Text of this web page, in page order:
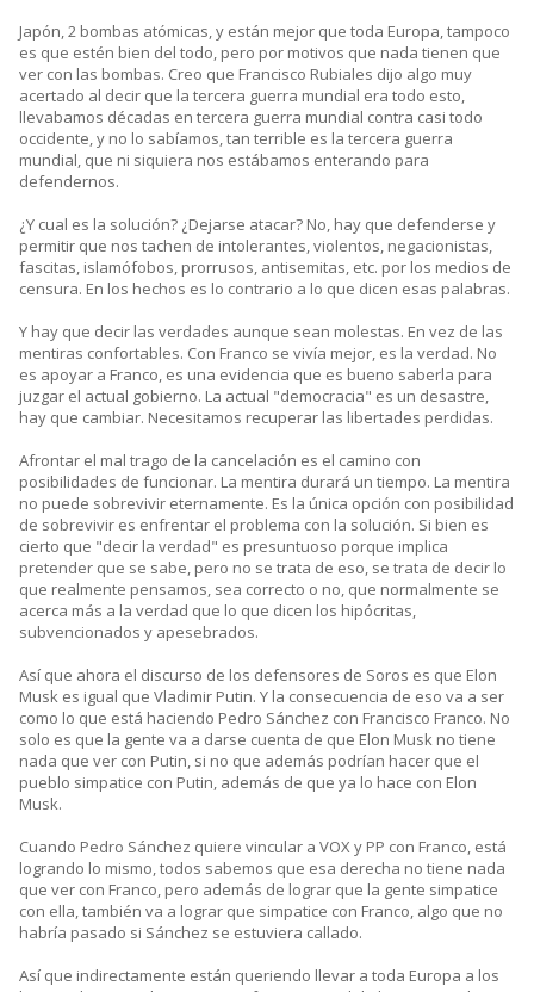
Japón, 2 bombas atómicas, y están mejor que toda Europa, tampoco
es que estén bien del todo, pero por motivos que nada tienen que
ver con las bombas. Creo que Francisco Rubiales dijo algo muy
acertado al decir que la tercera guerra mundial era todo esto,
llevabamos décadas en tercera guerra mundial contra casi todo
occidente, y no lo sabíamos, tan terrible es la tercera guerra
mundial, que ni siquiera nos estábamos enterando para
defendernos.
¿Y cual es la solución? ¿Dejarse atacar? No, hay que defenderse y
permitir que nos tachen de intolerantes, violentos, negacionistas,
fascitas, islamófobos, prorrusos, antisemitas, etc. por los medios de
censura. En los hechos es lo contrario a lo que dicen esas palabras.
Y hay que decir las verdades aunque sean molestas. En vez de las
mentiras confortables. Con Franco se vivía mejor, es la verdad. No
es apoyar a Franco, es una evidencia que es bueno saberla para
juzgar el actual gobierno. La actual "democracia" es un desastre,
hay que cambiar. Necesitamos recuperar las libertades perdidas.
Afrontar el mal trago de la cancelación es el camino con
posibilidades de funcionar. La mentira durará un tiempo. La mentira
no puede sobrevivir eternamente. Es la única opción con posibilidad
de sobrevivir es enfrentar el problema con la solución. Si bien es
cierto que "decir la verdad" es presuntuoso porque implica
pretender que se sabe, pero no se trata de eso, se trata de decir lo
que realmente pensamos, sea correcto o no, que normalmente se
acerca más a la verdad que lo que dicen los hipócritas,
subvencionados y apesebrados.
Así que ahora el discurso de los defensores de Soros es que Elon
Musk es igual que Vladimir Putin. Y la consecuencia de eso va a ser
como lo que está haciendo Pedro Sánchez con Francisco Franco. No
solo es que la gente va a darse cuenta de que Elon Musk no tiene
nada que ver con Putin, si no que además podrían hacer que el
pueblo simpatice con Putin, además de que ya lo hace con Elon
Musk.
Cuando Pedro Sánchez quiere vincular a VOX y PP con Franco, está
logrando lo mismo, todos sabemos que esa derecha no tiene nada
que ver con Franco, pero además de lograr que la gente simpatice
con ella, también va a lograr que simpatice con Franco, algo que no
habría pasado si Sánchez se estuviera callado.
Así que indirectamente están queriendo llevar a toda Europa a los